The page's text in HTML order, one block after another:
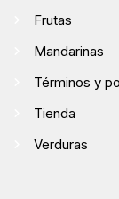
Frutas
Mandarinas
Términos y
Tienda
Verduras